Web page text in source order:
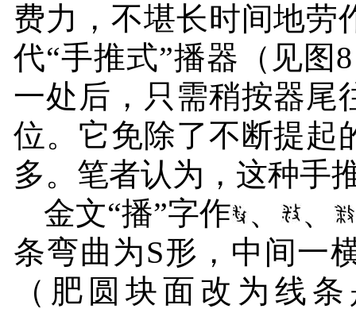
费力，不堪长时间地劳
代“手推式”播器（见图8
一处后，只需稍按器尾
位。它免除了不断提起
多。笔者认为，这种手
金文“播”字作 、 、
条弯曲为S形，中间一
（肥圆块面改为线